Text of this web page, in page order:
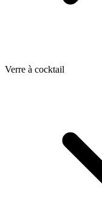
Verre à cocktail